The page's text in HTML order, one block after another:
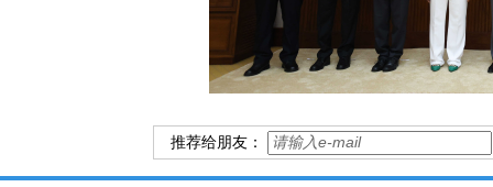
推荐给朋友：